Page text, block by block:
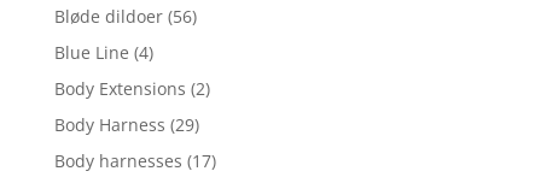
Bløde dildoer (56)
Blue Line (4)
Body Extensions (2)
Body Harness (29)
Body harnesses (17)